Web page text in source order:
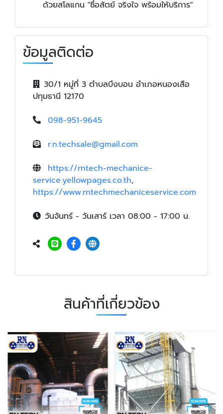
ด้วยสโลแกน "ซื่อสัตย์ จริงใจ พร้อมให้บริการ"
ข้อมูลติดต่อ
30/1 หมู่ที่ 3 ตำบลบึงบอน อำเภอหนองเสือ
ปทุมธานี 12170
098-951-9645
r.n.techsale@gmail.com
https://rntech-mechanice-
service.yellowpages.co.th,
https://www.rntechmechaniceservice.com
วันจันทร์ - วันเสาร์ เวลา 08:00 - 17:00 น.
สินค้าที่เกี่ยวข้อง